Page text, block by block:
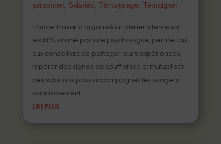
personnel
Salariés Témoignage Témoigner
France Travail a organisé un atelier interne sur
les RPS, animé par une psychologue, permettant
aux conseillers de partager leurs expériences,
repérer des signes de souffrance et mutualiser
des solutions pour accompagner les usagers
sans isolement.
LIRE PLUS